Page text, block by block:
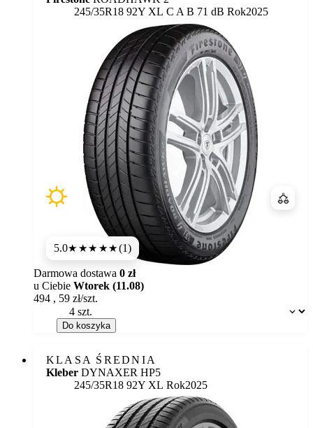
245/35R18 92Y XL Etykieta:
C A B 71 dB Rok2025
5.0★★★★★(1)
Dostępność:
Darmowa dostawa 0 zł
u Ciebie Wtorek (11.08)
494 , 59 zł/szt.
Do koszyka
KLASA ŚREDNIA
Kleber DYNAXER HP5
245/35R18 92Y XL Rok2025